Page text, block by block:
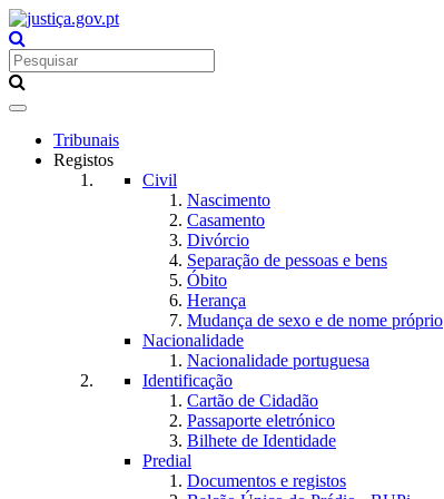
Toggle
navigationTribunais
Registos
Civil
Nascimento
Casamento
Divórcio
Separação de pessoas e bens
Óbito
Herança
Mudança de sexo e de nome próprio
Nacionalidade
Nacionalidade portuguesa
Identificação
Cartão de Cidadão
Passaporte eletrónico
Bilhete de Identidade
Predial
Documentos e registos